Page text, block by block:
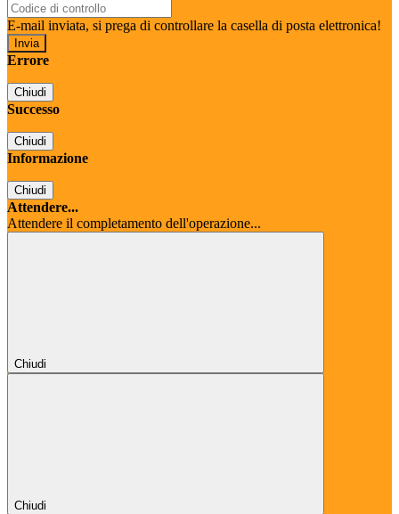
E-mail inviata, si prega di controllare la casella di posta elettronica!
Errore
Chiudi
Successo
Chiudi
Informazione
Chiudi
Attendere...
Attendere il completamento dell'operazione...
Chiudi
Chiudi